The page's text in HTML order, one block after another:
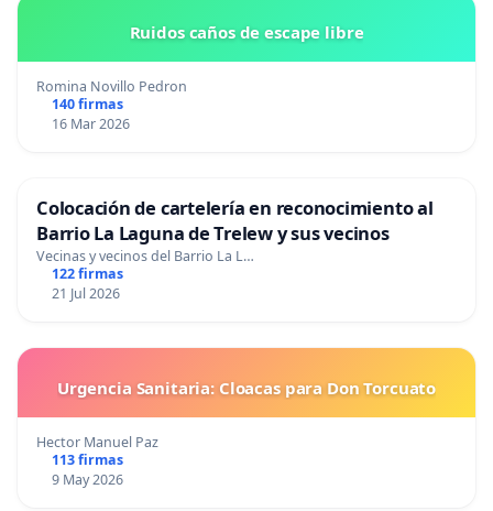
Ruidos caños de escape libre
Romina Novillo Pedron
140 firmas
16 Mar 2026
Colocación de cartelería en reconocimiento al
Barrio La Laguna de Trelew y sus vecinos
Vecinas y vecinos del Barrio La L…
122 firmas
21 Jul 2026
Urgencia Sanitaria: Cloacas para Don Torcuato
Hector Manuel Paz
113 firmas
9 May 2026